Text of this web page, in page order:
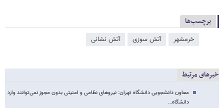
برچسب‌ها
خرمشهر آتش سوزی آتش‌ نشانی
خبرهای مرتبط
معاون دانشجویی دانشگاه تهران: نیروهای نظامی و امنیتی بدون مجوز نمی‌توانند وارد
دانشگاه…